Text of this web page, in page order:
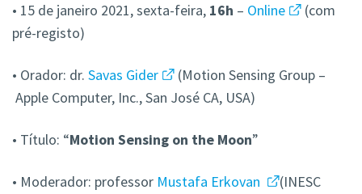
• 15 de janeiro 2021, sexta-feira, 16h – Online
(com
pré-registo)
• Orador: dr. Savas Gider
(Motion Sensing Group –
Apple Computer, Inc., San José CA, USA)
• Título: “Motion Sensing on the Moon”
• Moderador: professor Mustafa Erkovan
(INESC